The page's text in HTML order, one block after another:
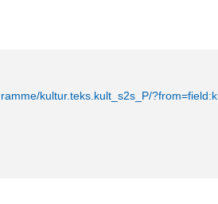
kultur.teks.kult_s2s_P/